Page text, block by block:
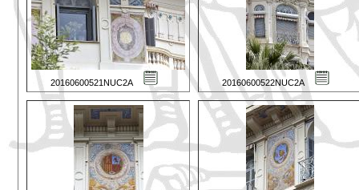
20160600521NUC2A 20160600522NUC2A